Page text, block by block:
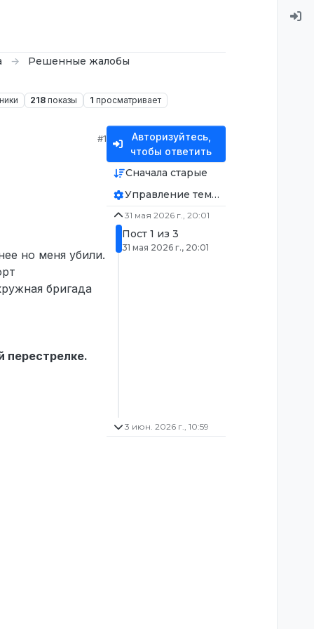
Решенные жалобы
218 показы 1 просматривает
#1
но меня убили.
бригада
перестрелке.
Авторизуйтесь,
чтобы ответить
Сначала старые
Управление темой
31 мая 2026 г., 20:01
Пост 1 из 3
31 мая 2026 г., 20:01
3 июн. 2026 г., 10:59